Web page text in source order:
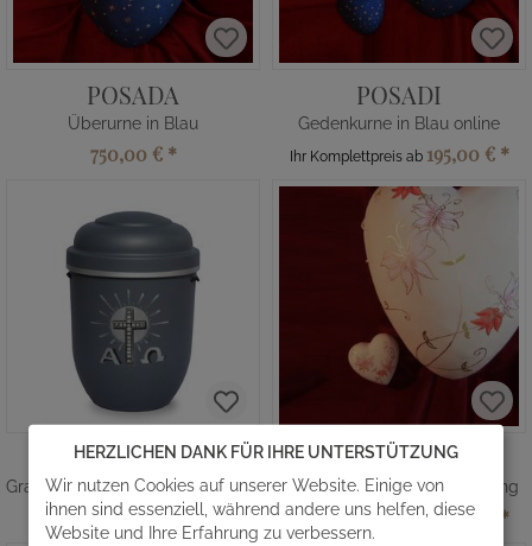
POSADA
Überurne in Blau
750,00 € *
POSADI
Gedenkurne in Blau online
Ihr Komplettpreis ab 195,00 € *
HANAKO
Graue verrottbare Urne mit Symbolen
203,00 € *
ZAPIOLI
Gedenkurne mit Schmetterling
Ihr Komplettpreis ab195,00 € *
HERZLICHEN DANK FÜR IHRE UNTERSTÜTZUNG
Wir nutzen Cookies auf unserer Website. Einige von
ihnen sind essenziell, während andere uns helfen, diese
Website und Ihre Erfahrung zu verbessern.